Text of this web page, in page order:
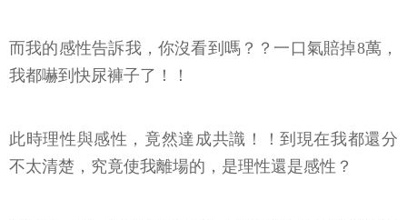
而我的感性告訴我，你沒看到嗎？？一口氣賠掉8萬，
我都嚇到快尿褲子了！！
此時理性與感性，竟然達成共識！！到現在我都還分
不太清楚，究竟使我離場的，是理性還是感性？